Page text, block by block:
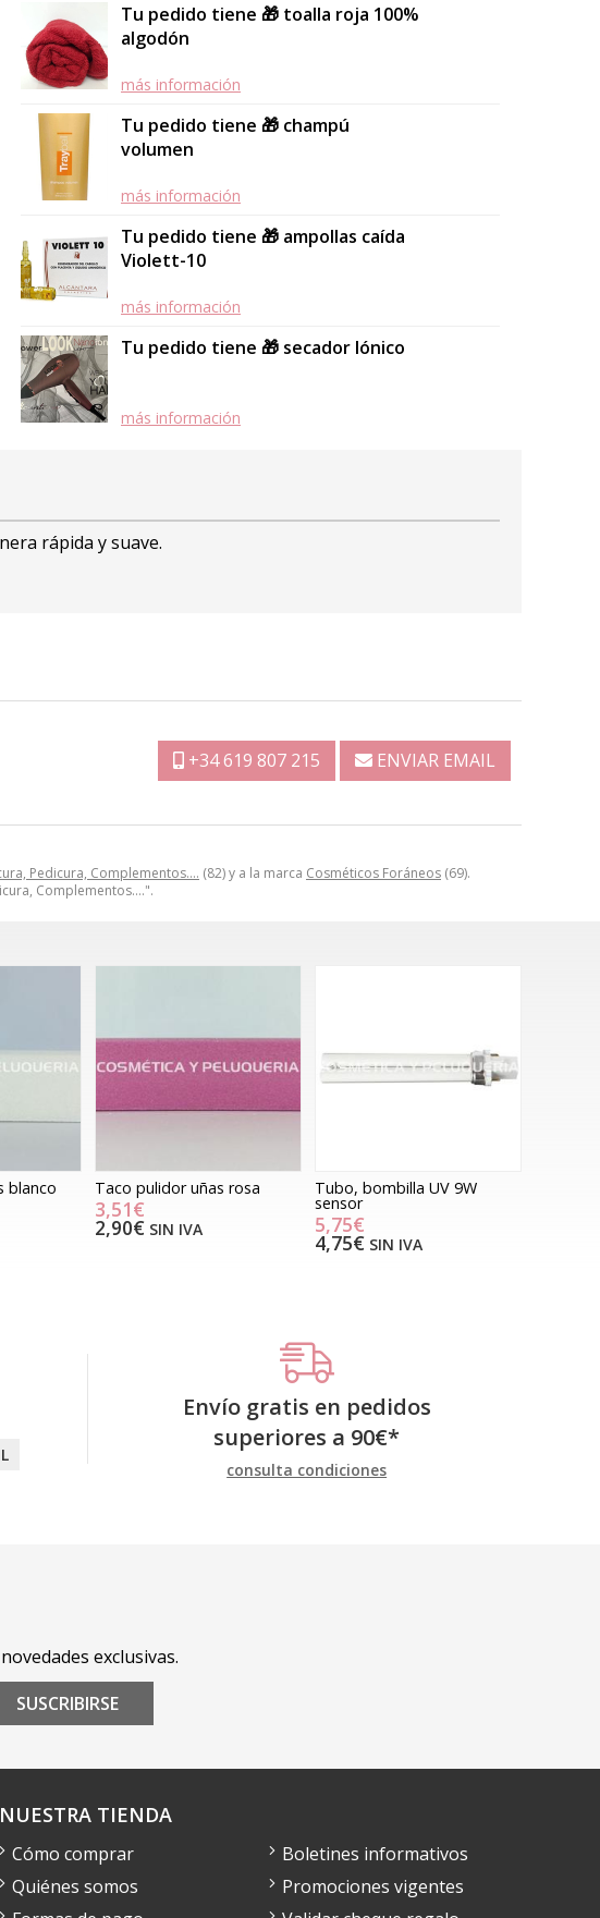
Tu pedido tiene 🎁 toalla roja 100%
algodón
más información
Tu pedido tiene 🎁 champú
volumen
más información
Tu pedido tiene 🎁 ampollas caída
Violett-10
más información
Tu pedido tiene 🎁 secador Iónico
más información
Pedicura, Complementos…. (82) y a la marca Cosméticos Foráneos (69).
Complementos….".
rápida y suave.
+34 619 807 215 ENVIAR EMAIL
blanco Taco pulidor uñas rosa
3,51€
2,90€ SIN IVA
Tubo, bombilla UV 9W
sensor
5,75€
4,75€ SIN IVA
Envío gratis en pedidos
superiores a 90€*
consulta condiciones
exclusivas.
SUSCRIBIRSE
NUESTRA TIENDA
Cómo comprar
Quiénes somos
Boletines informativos
Promociones vigentes